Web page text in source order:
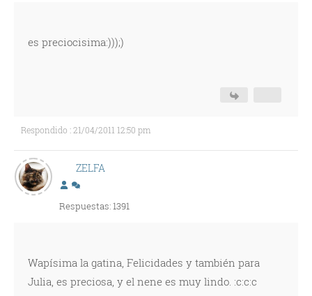
es preciocisima:)));)
Respondido : 21/04/2011 12:50 pm
ZELFA
Respuestas: 1391
Wapísima la gatina, Felicidades y también para
Julia, es preciosa, y el nene es muy lindo. :c:c:c